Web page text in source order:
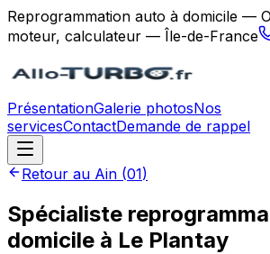
Reprogrammation auto à domicile —
moteur, calculateur — Île-de-France
PrésentationGalerie photosNos
servicesContactDemande de rappel
Retour au Ain (01)
Spécialiste
domicile à Le Plantay